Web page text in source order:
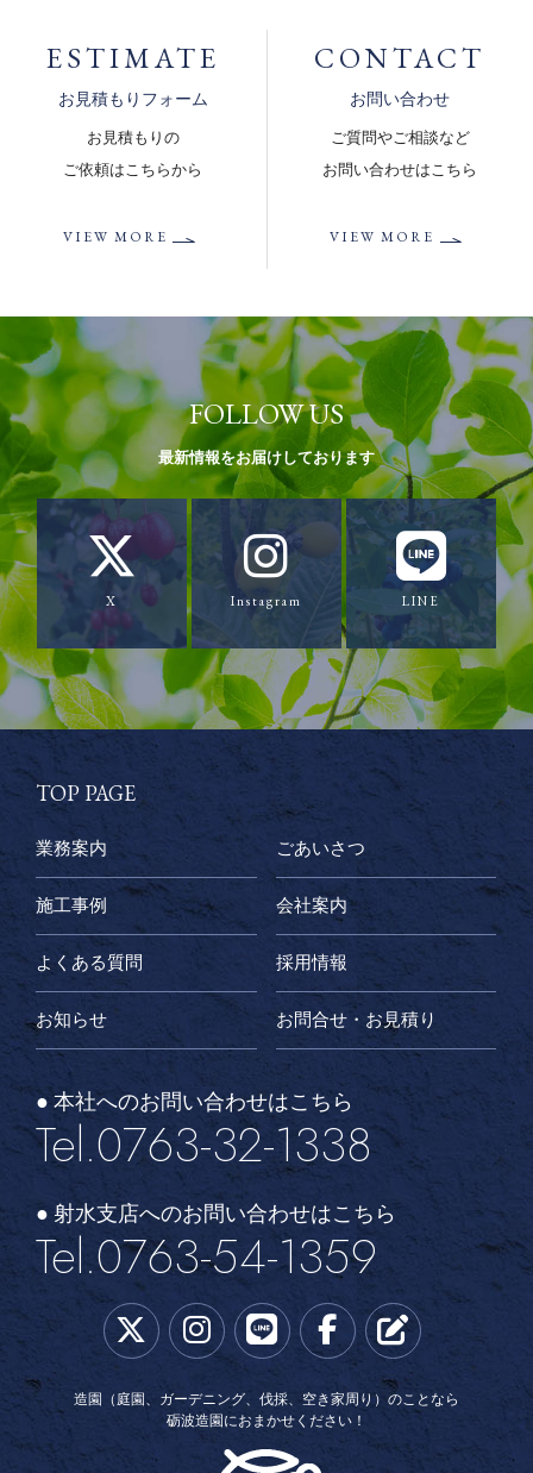
ESTIMATE
お見積もりフォーム
お見積もりの
ご依頼はこちらから
VIEW MORE
CONTACT
お問い合わせ
ご質問やご相談など
お問い合わせはこちら
VIEW MORE
FOLLOW US
最新情報をお届けしております
X Instagram LINE
TOP PAGE
業務案内
施工事例
よくある質問
お知らせ
ごあいさつ
会社案内
採用情報
お問合せ・お見積り
● 本社へのお問い合わせはこちら
Tel.0763-32-1338
● 射水支店へのお問い合わせはこちら
Tel.0763-54-1359
造園（庭園、ガーデニング、伐採、空き家周り）のことなら
砺波造園におまかせください！
砺波造園土木株式会社